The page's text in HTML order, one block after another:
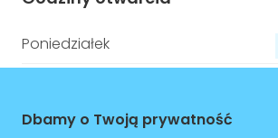
Poniedziałek
Środa
Dbamy o Twoją prywatność